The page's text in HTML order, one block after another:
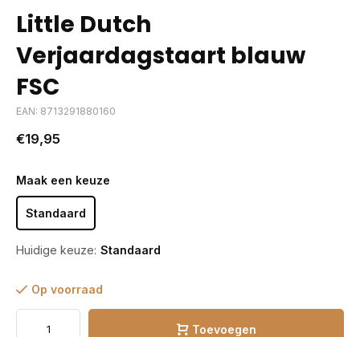
Little Dutch
Verjaardagstaart blauw
FSC
EAN: 8713291880160
€19,95
Maak een keuze
Standaard
Huidige keuze: Standaard
Op voorraad
Toevoegen